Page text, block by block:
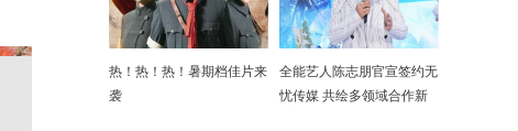
热！热！热！暑期档佳片来
袭
全能艺人陈志朋官宣签约无
忧传媒 共绘多领域合作新